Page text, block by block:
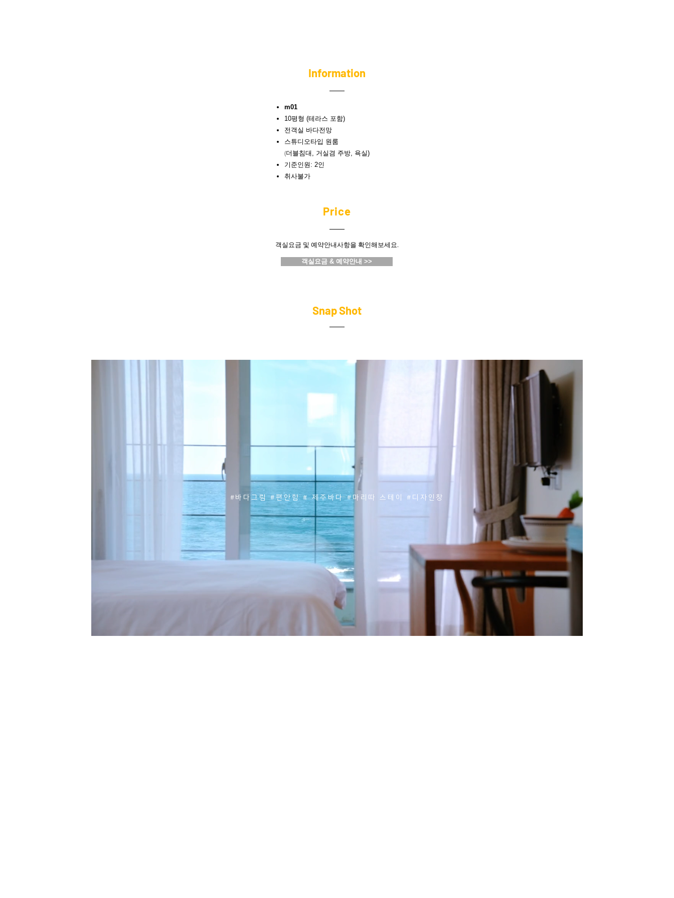
Information​
m01
10평형 (테라스 포함)
전객실 바다전망
스튜디오타입 원룸
(더블침대, 거실겸 주방, 욕실)
​기준인원: 2인
​취사불가
Price
객실요금 및 예약안내사항을 확인해보세요.​
객실요금 & 예약안내 >>
Snap Shot
#바다그림 #편안함 # 제주바다 #마리따 스테이 #디자인창